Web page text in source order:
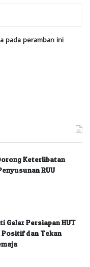
pada peramban ini
Keterlibatan
RUU
Gelar Persiapan HUT
Positif dan Tekan